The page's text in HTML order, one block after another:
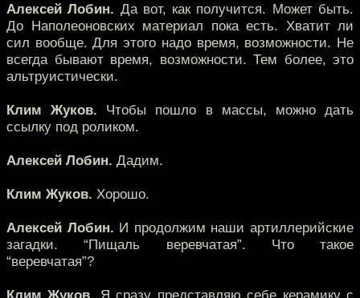
Алексей Лобин. Да вот, как получится. Может быть.
До Наполеоновских материал пока есть. Хватит ли
сил вообще. Для этого надо время, возможности. Не
всегда бывают время, возможности. Тем более, это
альтруистически.
Клим Жуков. Чтобы пошло в массы, можно дать
ссылку под роликом.
Алексей Лобин. Дадим.
Клим Жуков. Хорошо.
Алексей Лобин. И продолжим наши артиллерийские
загадки. “Пищаль веревчатая”. Что такое
“веревчатая”?